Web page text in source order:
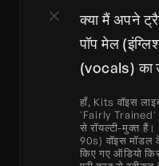
क्या मैं अपने
पॉप मेल
(vocals) का
हाँ, Kits वॉइस
'Fairly Trained'
से रॉयल्टी-मुक्त
90s) वॉइस मॉडल
किए गए ऑडियो